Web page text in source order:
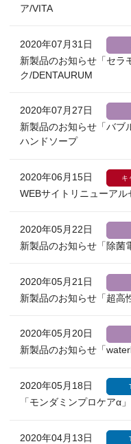
ア/VITA
2020年07月31日
新製品のお知らせ「セラ
ク/DENTAURUM
2020年07月27日
新製品のお知らせ「バブ
ハンドソープ
2020年06月15日 キ
WEBサイトリニューアル
2020年05月22日
新製品のお知らせ「除菌
2020年05月21日
新製品のお知らせ「超高
2020年05月20日
新製品のお知らせ「
2020年05月18日
「モンダミンプロケアα
2020年04月13日